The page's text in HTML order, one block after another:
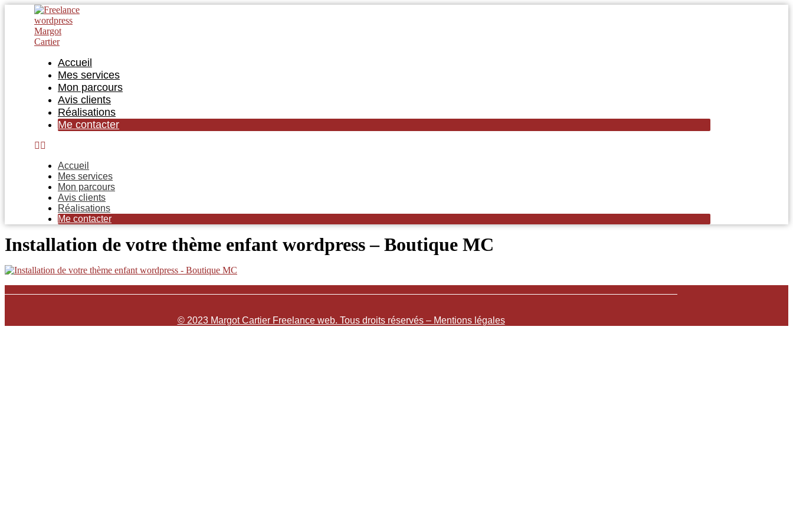
Accueil
Mes services
Mon parcours
Avis clients
Réalisations
Me contacter
Accueil
Mes services
Mon parcours
Avis clients
Réalisations
Me contacter
Installation de votre thème enfant wordpress – Boutique MC
© 2023 Margot Cartier Freelance web. Tous droits réservés – Mentions légales